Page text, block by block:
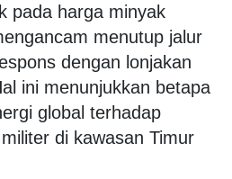
pada harga minyak
menutup jalur
dengan lonjakan
ini menunjukkan betapa
global terhadap
di kawasan Timur